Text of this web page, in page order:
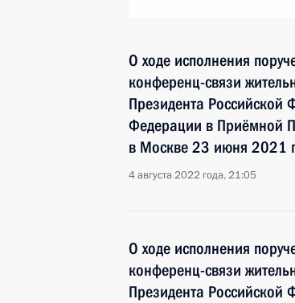
О ходе исполнения
конференц-связи
Президента
Федерации в Приёмной
в Москве 23 июня 2021
4 августа 2022 года, 21:05
О ходе исполнения
конференц-связи
Президента Российской